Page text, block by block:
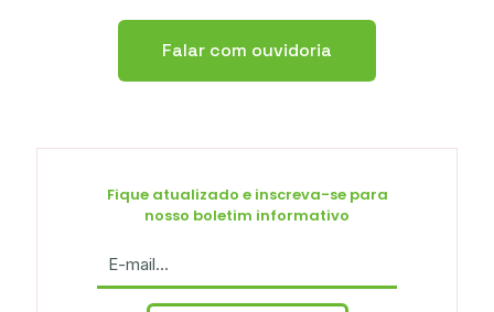
Falar com ouvidoria
Fique atualizado e inscreva-se para
nosso boletim informativo